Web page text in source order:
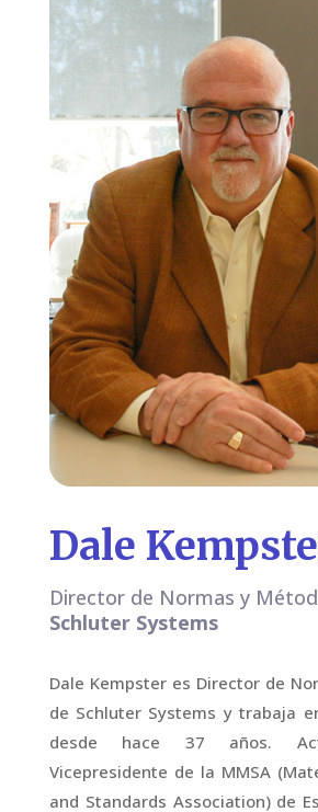
Dale
Director de Normas y
Schluter Systems
Dale Kempster es Director de
de Schluter Systems y trabaja
desde hace 37 años.
Vicepresidente de la MMSA
and Standards Association) de